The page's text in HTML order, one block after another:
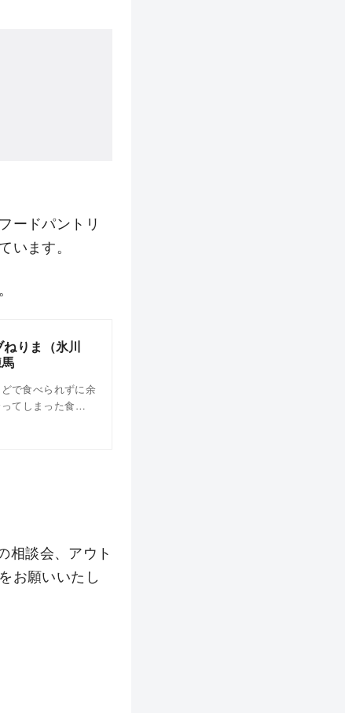
ードパントリ
ます。
ねりま（氷川
で食べられずに余
ってしまった食…
相談会、アウト
お願いいたし